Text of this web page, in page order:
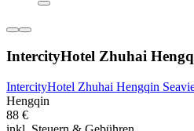
IntercityHotel Zhuhai
IntercityHotel Zhuhai Hengqin
Hengqin
88 €